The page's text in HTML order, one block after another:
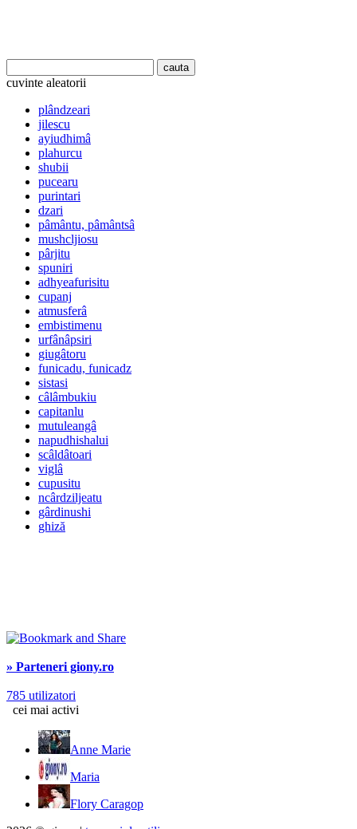
cuvinte aleatorii
plândzeari
jilescu
ayiudhimâ
plahurcu
shubii
pucearu
purintari
dzari
pâmântu, pâmântsâ
mushcljiosu
pârjitu
spuniri
adhyeafurisitu
cupanj
atmusferâ
embistimenu
urfânâpsiri
giugâtoru
funicadu, funicadz
sistasi
câlâmbukiu
capitanlu
mutuleangâ
napudhishalui
scâldâtoari
viglâ
cupusitu
ncârdziljeatu
gârdinushi
ghiză
» Parteneri giony.ro
785 utilizatori
cei mai activi
Anne Marie
Maria
Flory Caragop